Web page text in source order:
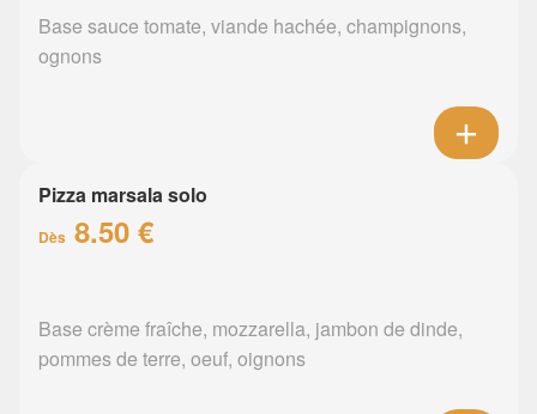
Base sauce tomate, viande hachée, champignons,
ognons
Pizza marsala solo
Dès 8.50 €
Base crème fraîche, mozzarella, jambon de dinde,
pommes de terre, oeuf, oignons